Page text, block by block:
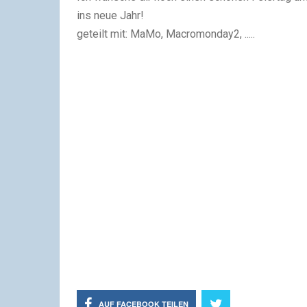
ins neue Jahr!
geteilt mit: MaMo, Macromonday2, .....
AUF FACEBOOK TEILEN